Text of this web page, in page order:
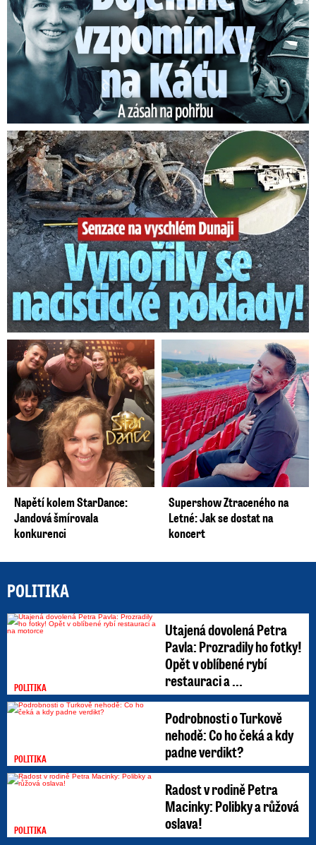
Senzace na vyschlém Dunaji: Vynořily se nacistické poklady!
Napětí kolem StarDance:
Jandová šmírovala
konkurenci
Supershow Ztraceného na
Letné: Jak se dostat na
koncert
POLITIKA
POLITIKA
Utajená dovolená Petra
Pavla: Prozradily ho fotky!
Opět v oblíbené rybí
restauraci a ...
POLITIKA
Podrobnosti o Turkově
nehodě: Co ho čeká a kdy
padne verdikt?
POLITIKA
Radost v rodině Petra
Macinky: Polibky a růžová
oslava!